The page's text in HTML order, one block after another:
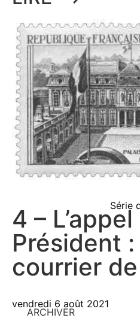
Série
4 – L’appel
Président :
courrier de
vendredi 6 août 2021
ARCHIVER